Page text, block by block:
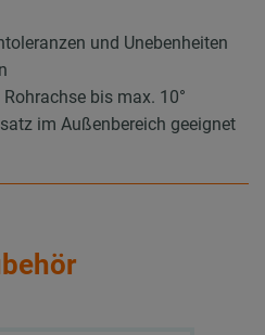
und Unebenheiten
bis max. 10°
im Außenbereich geeignet